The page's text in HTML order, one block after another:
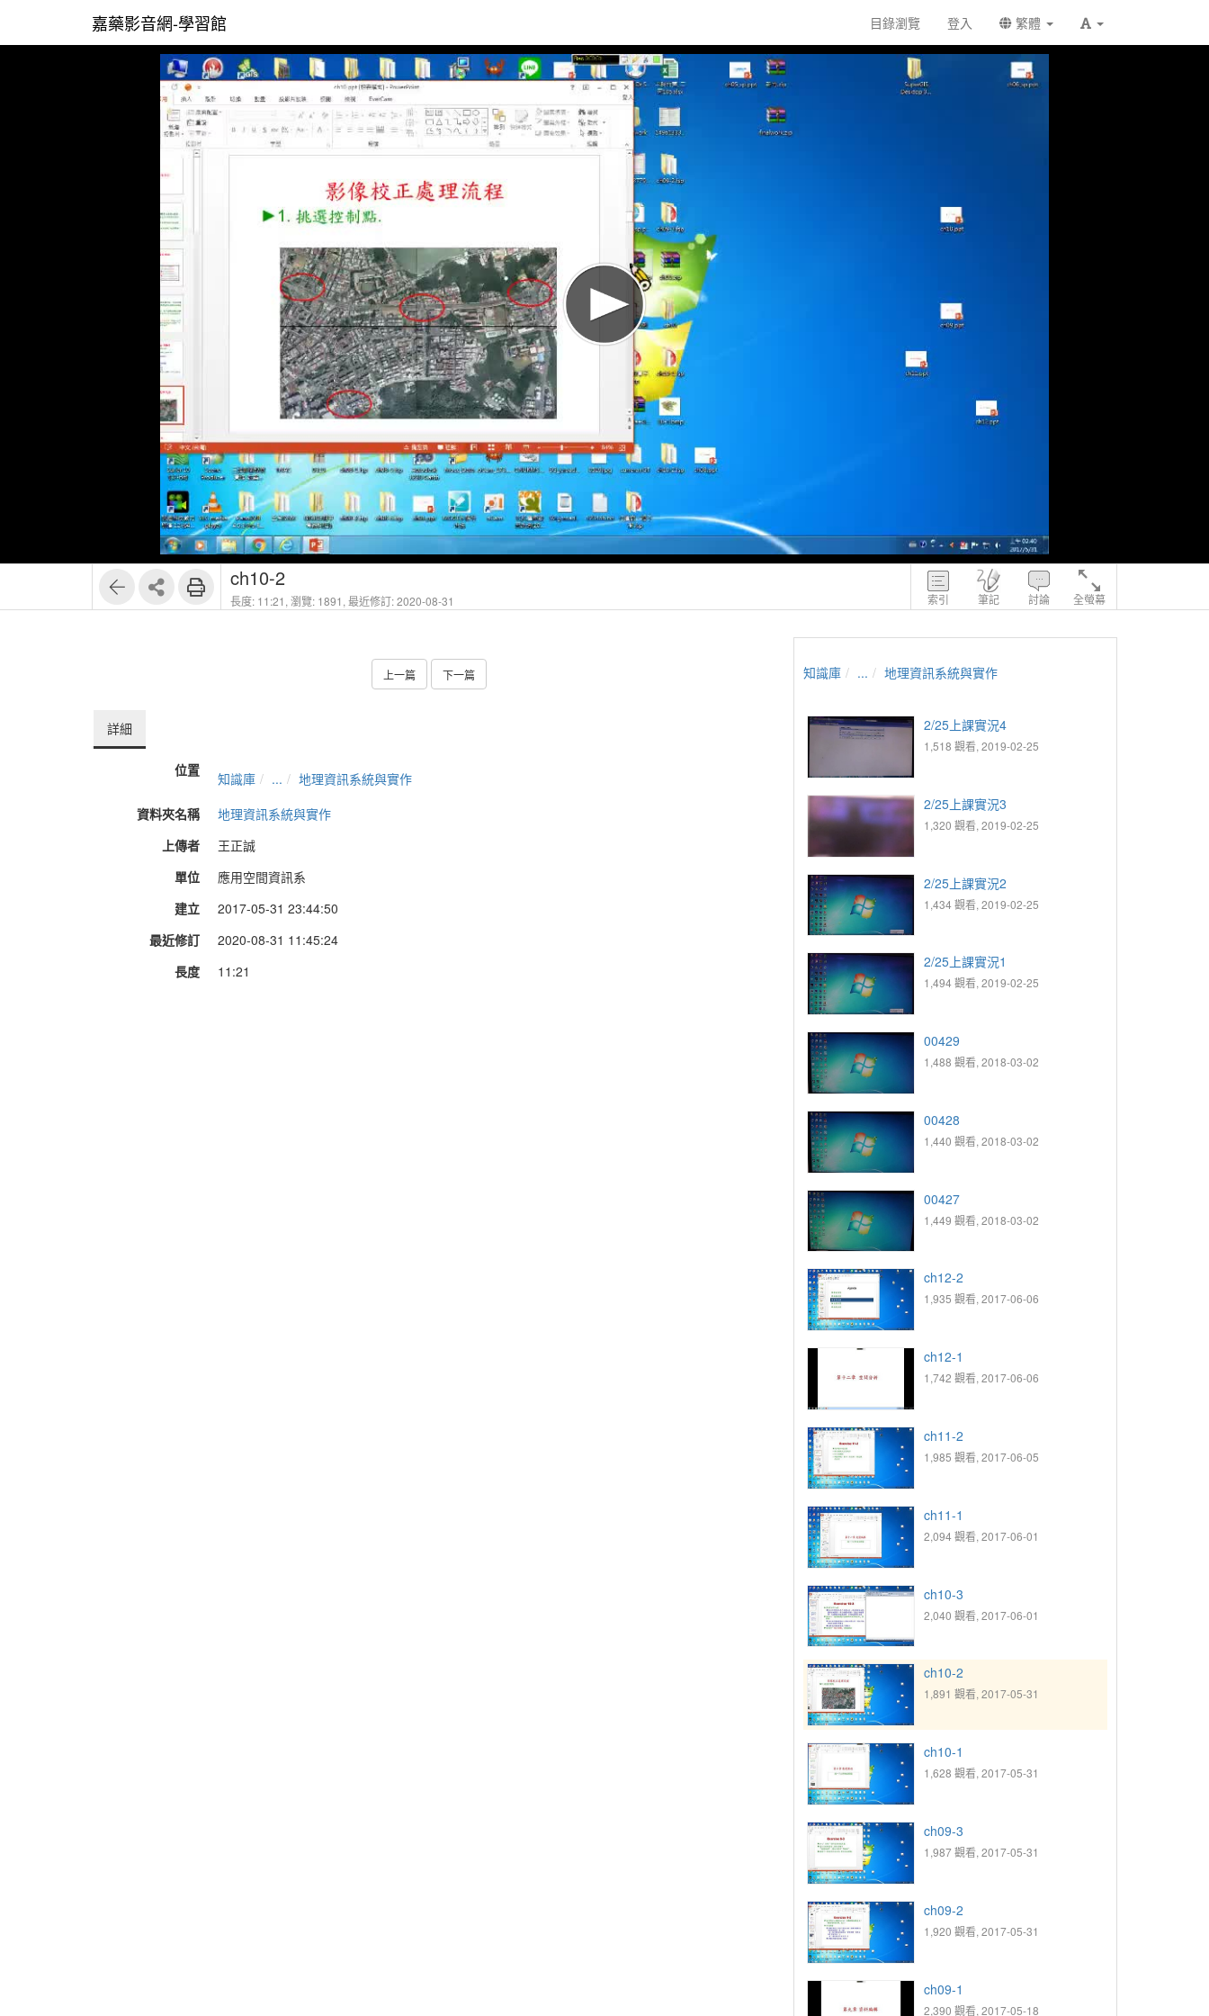
嘉藥影音網-學習館 目錄瀏覽 登入 繁體
索引 筆記 討論 全螢幕
ch10-2
長度: 11:21, 瀏覽: 1891, 最近修訂: 2020-08-31
上一篇 下一篇
詳細
位置 知識庫 ...
地理資訊系統與實作
資料夾名稱
地理資訊系統與實作
上傳者
王正誠
單位
應用空間資訊系
建立
2017-05-31 23:44:50
最近修訂
2020-08-31 11:45:24
長度
11:21
知識庫 ... 地理資訊系統與實作
2/25上課實況4
1,518 觀看, 2019-02-25
2/25上課實況3
1,320 觀看, 2019-02-25
2/25上課實況2
1,434 觀看, 2019-02-25
2/25上課實況1
1,494 觀看, 2019-02-25
00429
1,488 觀看, 2018-03-02
00428
1,440 觀看, 2018-03-02
00427
1,449 觀看, 2018-03-02
ch12-2
1,935 觀看, 2017-06-06
ch12-1
1,742 觀看, 2017-06-06
ch11-2
1,985 觀看, 2017-06-05
ch11-1
2,094 觀看, 2017-06-01
ch10-3
2,040 觀看, 2017-06-01
ch10-2
1,891 觀看, 2017-05-31
ch10-1
1,628 觀看, 2017-05-31
ch09-3
1,987 觀看, 2017-05-31
ch09-2
1,920 觀看, 2017-05-31
ch09-1
2,390 觀看, 2017-05-18